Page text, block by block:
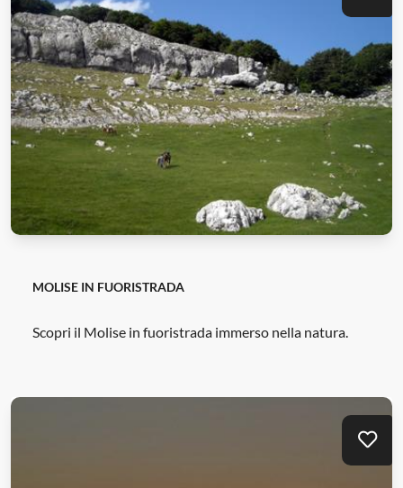
MOLISE IN FUORISTRADA
Scopri il Molise in fuoristrada immerso nella natura.